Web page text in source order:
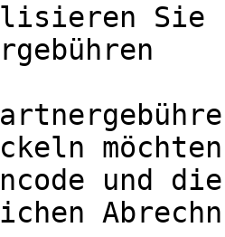
Sie
und